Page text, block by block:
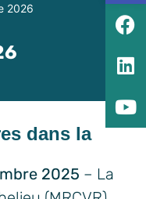
2026
dans la
2025 – La